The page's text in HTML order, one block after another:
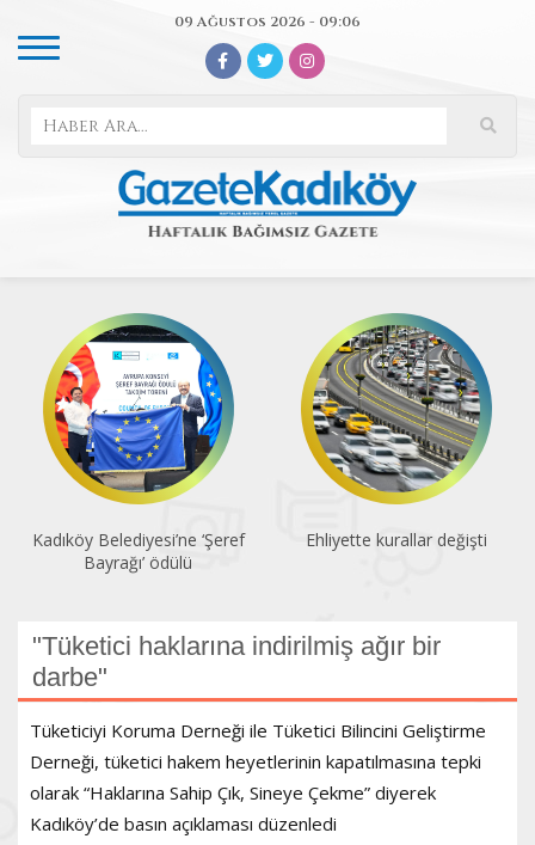
09 Ağustos 2026 - 09:06
Ehliyette kurallar değişti
Sendikalaşma oranı yüzde
"Tüketici haklarına indirilmiş ağır bir
darbe"
Tüketiciyi Koruma Derneği ile Tüketici Bilincini Geliştirme
Derneği, tüketici hakem heyetlerinin kapatılmasına tepki
olarak “Haklarına Sahip Çık, Sineye Çekme” diyerek
Kadıköy’de basın açıklaması düzenledi